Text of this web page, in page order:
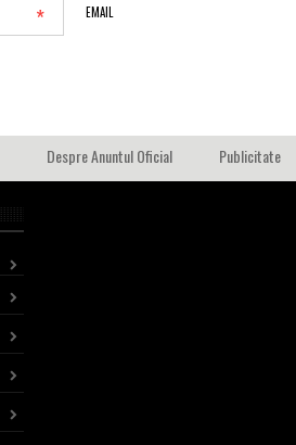
EMAIL
*
Despre Anuntul Oficial Publicitate